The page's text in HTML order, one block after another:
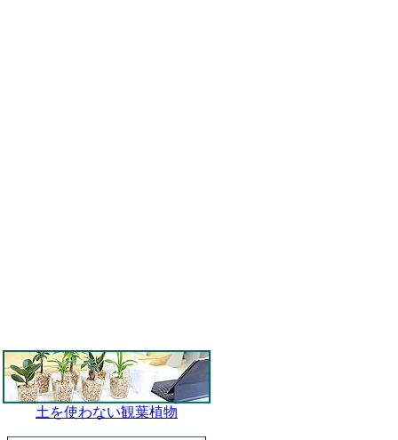
土を使わない観葉植物